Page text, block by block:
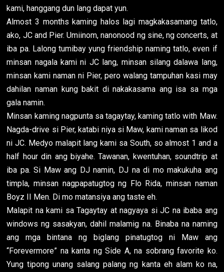
kami, hanggang dun lang dapat yun.
Almost 3 months kaming halos lagi magkakasamang tatlo,
ako, JC and Pier. Umiinom, nanonood ng sine, ng concerts, at
iba pa. Lalong tumibay yung friendship naming tatlo, even if
minsan nagala kami ni JC lang, minsan silang dalawa lang,
minsan kami naman ni Pier, pero walang tampuhan kasi may
dahilan naman kung bakit di nakakasama ang isa sa mga
gala namin.
Minsan kaming nagpunta sa tagaytay, kaming tatlo with Maw.
Nagda-drive si Pier, katabi niya si Maw, kami naman sa likod
ni JC. Medyo malapit lang kami sa South, so almost 1 and a
half hour din ang biyahe. Tawanan, kwentuhan, soundtrip at
iba pa. Si Maw ang DJ namin, DJ na di mo makukuha ang
timpla, minsan nagpapatugtog ng Flo Rida, minsan naman
Boyz II Men. Di mo matansiya ang taste eh.
Malapit na kami sa Tagaytay at nagyaya si JC na ibaba ang
windows ng sasakyan, dahil malamig na. Binaba na naming
ang mga bintana ng biglang pinatugtog ni Maw ang
“Forevermore” na kanta ng Side A, na sobrang favorite ko.
Yung tipong unang salang palang ng kanta eh alam ko na,